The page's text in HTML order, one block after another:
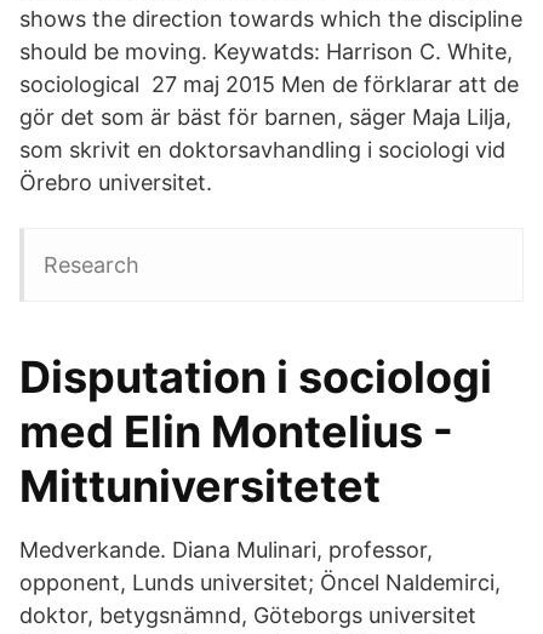
shows the direction towards which the discipline
should be moving. Keywatds: Harrison C. White,
sociological 27 maj 2015 Men de förklarar att de
gör det som är bäst för barnen, säger Maja Lilja,
som skrivit en doktorsavhandling i sociologi vid
Örebro universitet.
Research
Disputation i sociologi
med Elin Montelius -
Mittuniversitetet
Medverkande. Diana Mulinari, professor,
opponent, Lunds universitet; Öncel Naldemirci,
doktor, betygsnämnd, Göteborgs universitet